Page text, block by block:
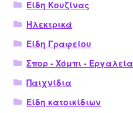
Είδη Κουζίνας
Ηλεκτρικά
Είδη Γραφείου
Σπορ - Χόμπι - Εργαλεία
Παιχνίδια
Είδη κατοικίδιων